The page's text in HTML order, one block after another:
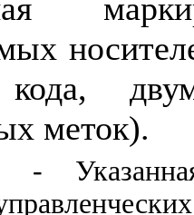
кода,
меток).
-